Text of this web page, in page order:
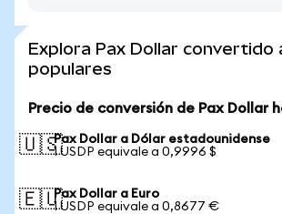
Explora Pax Dollar convertido
populares
Precio de conversión de Pax Dollar
🇺🇸Pax Dollar a Dólar estadounidense
1 USDP equivale a 0,9996 $
🇪🇺Pax Dollar a Euro
1 USDP equivale a 0,8677 €